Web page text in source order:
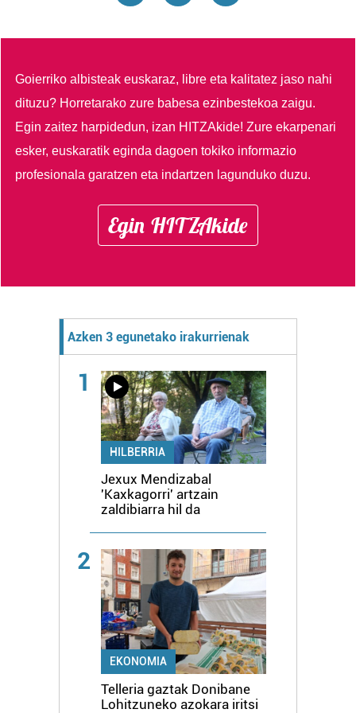
Goierriko albisteak euskaraz, libre eta kalitatez jaso nahi
dituzu? Horretarako zure babesa ezinbestekoa zaigu.
Egin zaitez harpidedun, izan HITZAkide!Zure ekarpenari
esker, euskaratik eginda dagoen tokiko informazio
profesionala garatzen eta indartzen lagunduko duzu.
Egin HITZAkide
Azken 3 egunetako irakurrienak
1
HILBERRIA
Jexux Mendizabal
'Kaxkagorri' artzain
zaldibiarra hil da
2
EKONOMIA
Telleria gaztak Donibane
Lohitzuneko azokara iritsi